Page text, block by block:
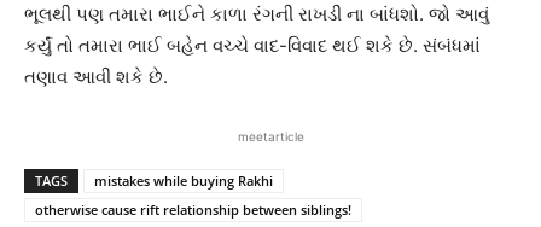
ભૂલથી પણ તમારા ભાઈને કાળા રંગની રાખડી ના બાંધશો. જો આવું
કર્યું તો તમારા ભાઈ બહેન વચ્ચે વાદ-વિવાદ થઈ શકે છે. સંબંધમાં
તણાવ આવી શકે છે.
meetarticle
TAGS
mistakes while buying Rakhi
otherwise cause rift relationship between siblings!